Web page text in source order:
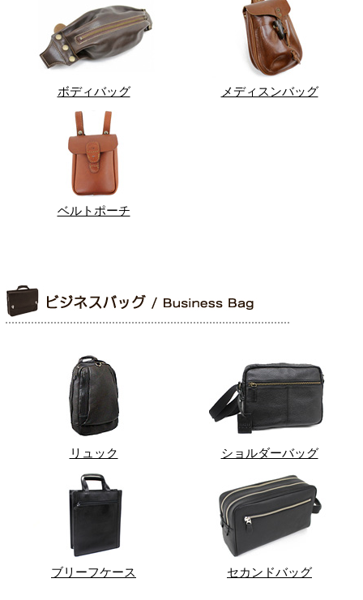
ボディバッグ メディスンバッグ
ベルトポーチ
リュック ショルダーバッグ
ブリーフケース セカンドバッグ